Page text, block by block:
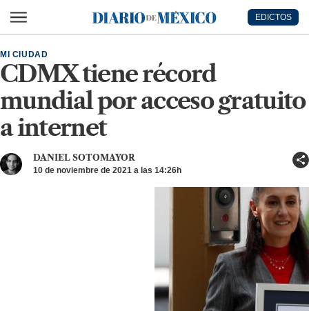
Diario de México
EDICTOS
CDMX tiene récord
mundial por acceso gratuito
a internet
MI CIUDAD
DANIEL SOTOMAYOR
10 de noviembre de 2021 a las 14:26h